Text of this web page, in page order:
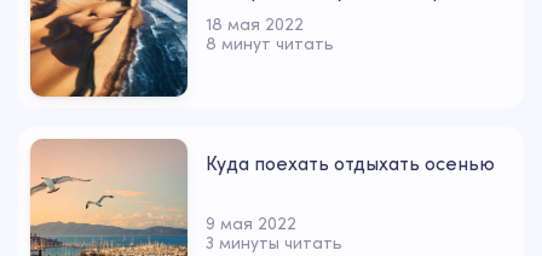
18 мая 2022
8 минут читать
Куда поехать отдыхать осенью
9 мая 2022
3 минуты читать